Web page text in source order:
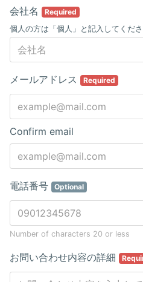
会社名
Required
個人の方は「個人」と記入してくだ
メールアドレス Required
Confirm email
電話番号 Optional
Number of characters 20 or less
お問い合わせ内容の詳細